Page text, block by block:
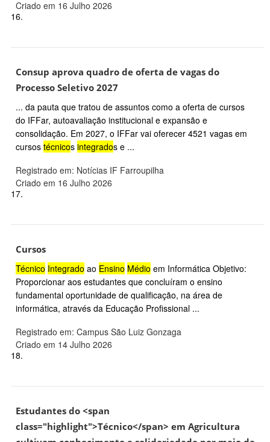
Criado em 16 Julho 2026
16.
Consup aprova quadro de oferta de vagas do
Processo Seletivo 2027
... da pauta que tratou de assuntos como a oferta de cursos
do IFFar, autoavaliação institucional e expansão e
consolidação. Em 2027, o IFFar vai oferecer 4521 vagas em
cursos técnicos integrados e ...
Registrado em: Notícias IF Farroupilha
Criado em 16 Julho 2026
17.
Cursos
Técnico Integrado ao Ensino Médio em Informática Objetivo:
Proporcionar aos estudantes que concluíram o ensino
fundamental oportunidade de qualificação, na área de
informática, através da Educação Profissional ...
Registrado em: Campus São Luiz Gonzaga
Criado em 14 Julho 2026
18.
Estudantes do <span
class="highlight">Técnico</span> em Agricultura